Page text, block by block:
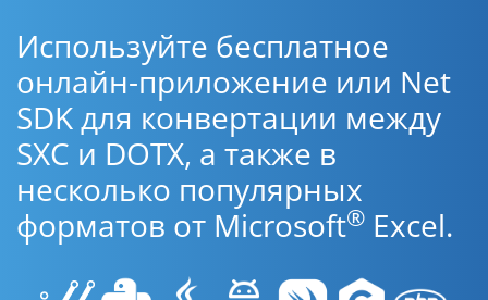
Используйте бесплатное
онлайн-приложение или Net
SDK для конвертации между
SXC и DOTX, а также в
несколько популярных
форматов от Microsoft® Excel.